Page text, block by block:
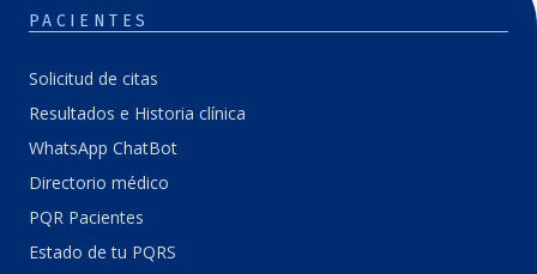
PACIENTES
Solicitud de citas
Resultados e Historia clínica
WhatsApp ChatBot
Directorio médico
PQR Pacientes
Estado de tu PQRS